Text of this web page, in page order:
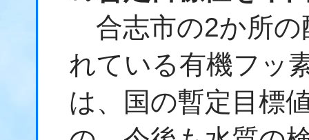
合志市の2か所の
れている有機フッ
は、国の暫定目標